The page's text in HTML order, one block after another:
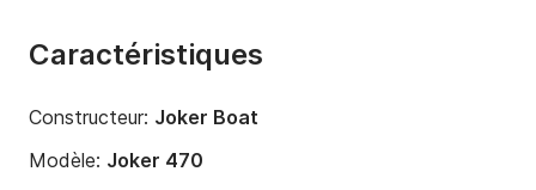
Caractéristiques
Constructeur: Joker Boat
Modèle: Joker 470